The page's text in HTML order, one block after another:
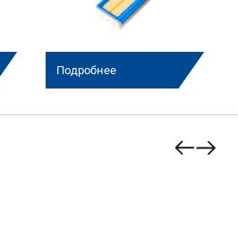
Подробнее